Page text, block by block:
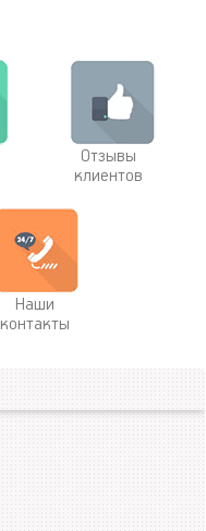
Отзывы
клиентов
Наши
контакты